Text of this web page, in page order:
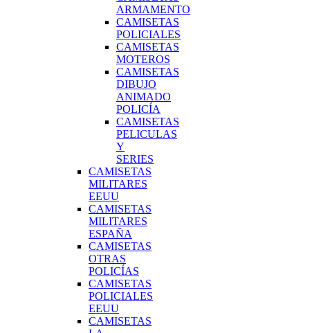
ARMAMENTO
CAMISETAS
POLICIALES
CAMISETAS
MOTEROS
CAMISETAS
DIBUJO
ANIMADO
POLICÍA
CAMISETAS
PELICULAS
Y
SERIES
CAMISETAS
MILITARES
EEUU
CAMISETAS
MILITARES
ESPAÑA
CAMISETAS
OTRAS
POLICÍAS
CAMISETAS
POLICIALES
EEUU
CAMISETAS